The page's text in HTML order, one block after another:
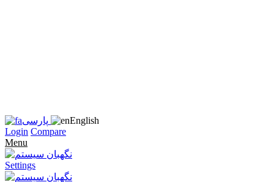
پارسی
English
Login Compare
Menu
Settings